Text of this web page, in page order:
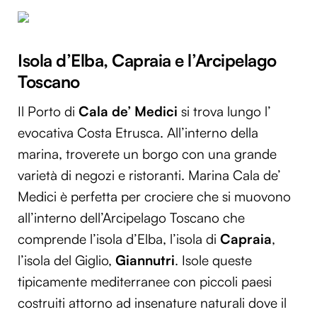
Isola d’Elba, Capraia e l’Arcipelago
Toscano
Il Porto di Cala de’ Medici si trova lungo l’
evocativa Costa Etrusca. All’interno della
marina, troverete un borgo con una grande
varietà di negozi e ristoranti. Marina Cala de’
Medici è perfetta per crociere che si muovono
all’interno dell’Arcipelago Toscano che
comprende l’isola d’Elba, l’isola di Capraia,
l’isola del Giglio, Giannutri. Isole queste
tipicamente mediterranee con piccoli paesi
costruiti attorno ad insenature naturali dove il